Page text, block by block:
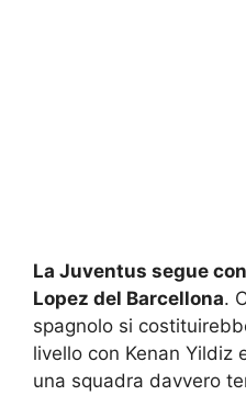
La Juventus segue
Lopez del Barcellona.
spagnolo si
livello con Kenan Yildiz
una squadra davvero